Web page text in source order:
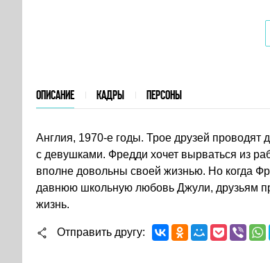
ОПИСАНИЕ КАДРЫ ПЕРСОНЫ
Англия, 1970-е годы. Трое друзей проводят
с девушками. Фредди хочет вырваться из
вполне довольны своей жизнью. Но когда
давнюю школьную любовь Джули, друзьям
жизнь.
Отправить другу